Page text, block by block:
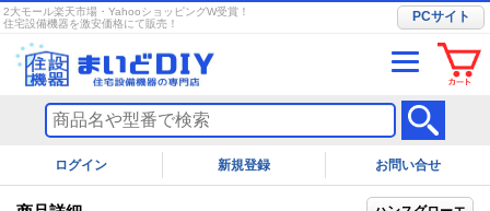
2大モール楽天市場・YahooショッピングW受賞！
住宅設備機器を激安価格にて販売！
PCサイト
ログイン お問い合せ